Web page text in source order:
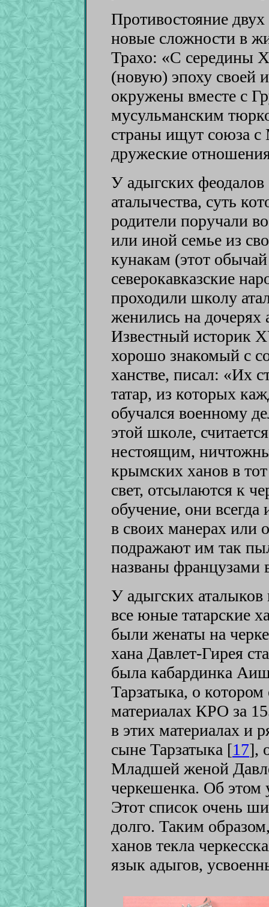
Противостояние
новые сложности в
Трахо: «С середины
(новую) эпоху своей
окружены вместе с
мусульманским
страны ищут союза с
дружеские
У адыгских
аталычества, суть
родители поручали
или иной семье из
кунакам (этот
северокавказские
проходили школу
женились на дочерях
Известный историк
хорошо знакомый с
ханстве, писал: «Их
татар, из которых
обучался военному
этой школе,
нестоящим,
крымских ханов в
свет, отсылаются к
обучение, они всегда
в своих манерах или
подражают им так
названы французами
У адыгских аталыков
все юные татарские
были женаты на
хана Давлет-Гирея
была кабардинка
Тарзатыка, о
материалах КРО за
в этих материалах и
сыне Тарзатыка [17],
Младшей женой
черкешенка. Об
Этот список очень
долго. Таким
ханов текла
язык адыгов,